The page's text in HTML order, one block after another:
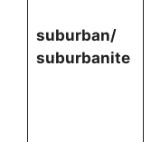
suburban/
suburbanite